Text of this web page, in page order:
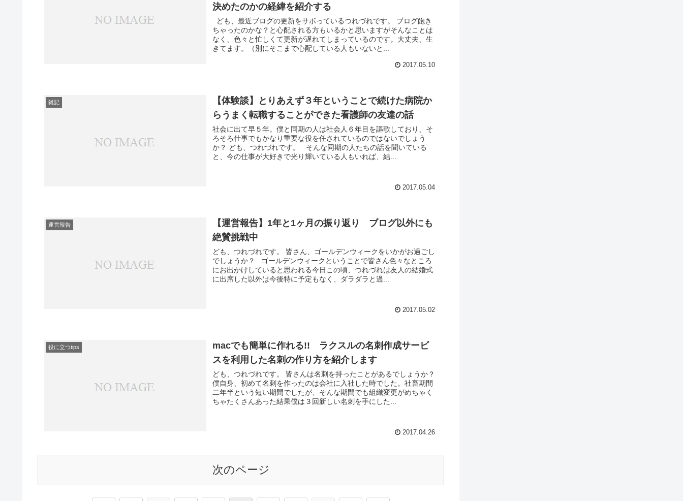
決めたのかの経緯を紹介する
ども、最近ブログの更新をサボっているつれづれです。 ブログ飽き
ちゃったのかな？と心配される方もいるかと思いますがそんなことは
なく、色々と忙しくて更新が遅れてしまっているのです。大丈夫、生
きてます。（別にそこまで心配している人もいないと...
2017.05.10
雑記
【体験談】とりあえず３年ということで続けた病院か
らうまく転職することができた看護師の友達の話
社会に出て早５年。僕と同期の人は社会人６年目を謳歌しており、そ
ろそろ仕事でもかなり重要な役を任されているのではないでしょう
か？ ども、つれづれです。 そんな同期の人たちの話を聞いている
と、今の仕事が大好きで光り輝いている人もいれば、結...
2017.05.04
運営報告
【運営報告】1年と1ヶ月の振り返り ブログ以外にも
絶賛挑戦中
ども、つれづれです。 皆さん、ゴールデンウィークをいかがお過ごし
でしょうか？ ゴールデンウィークということで皆さん色々なところ
にお出かけしていると思われる今日この頃、つれづれは友人の結婚式
に出席した以外は今後特に予定もなく、ダラダラと過...
2017.05.02
役に立つtips
macでも簡単に作れる!! ラクスルの名刺作成サービ
スを利用した名刺の作り方を紹介します
ども、つれづれです。 皆さんは名刺を持ったことがあるでしょうか？
僕自身、初めて名刺を作ったのは会社に入社した時でした。社畜期間
二年半という短い期間でしたが、そんな期間でも組織変更がめちゃく
ちゃたくさんあった結果僕は３回新しい名刺を手にした...
2017.04.26
次のページ